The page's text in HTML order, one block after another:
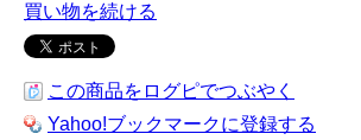
買い物を続ける
この商品をログピでつぶやく
Yahoo!ブックマークに登録する